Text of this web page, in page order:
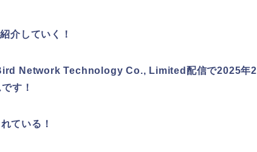
介していく！
Network Technology Co., Limited配信で2025年2
す！
ている！